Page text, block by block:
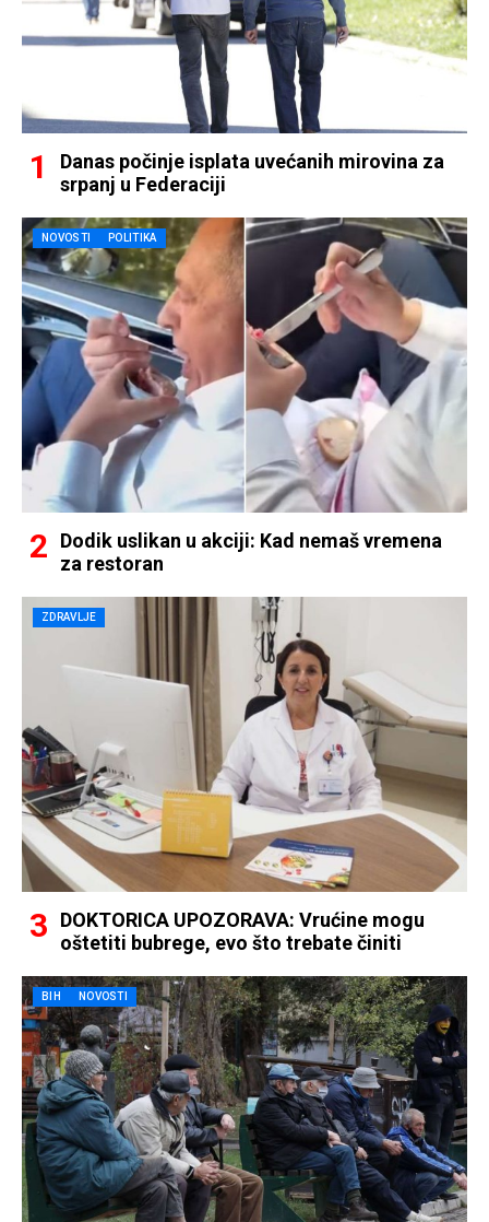
Danas počinje isplata uvećanih mirovina za
srpanj u Federaciji
NOVOSTI POLITIKA
Dodik uslikan u akciji: Kad nemaš vremena
za restoran
ZDRAVLJE
DOKTORICA UPOZORAVA: Vrućine mogu
oštetiti bubrege, evo što trebate činiti
BIH NOVOSTI